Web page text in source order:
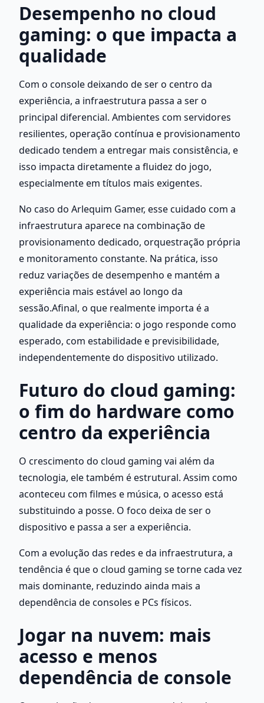
Desempenho no cloud
gaming: o que impacta a
qualidade
Com o console deixando de ser o centro da
experiência, a infraestrutura passa a ser o
principal diferencial. Ambientes com servidores
resilientes, operação contínua e provisionamento
dedicado tendem a entregar mais consistência, e
isso impacta diretamente a fluidez do jogo,
especialmente em títulos mais exigentes.
No caso do Arlequim Gamer, esse cuidado com a
infraestrutura aparece na combinação de
provisionamento dedicado, orquestração própria
e monitoramento constante. Na prática, isso
reduz variações de desempenho e mantém a
experiência mais estável ao longo da
sessão.Afinal, o que realmente importa é a
qualidade da experiência: o jogo responde como
esperado, com estabilidade e previsibilidade,
independentemente do dispositivo utilizado.
Futuro do cloud gaming:
o fim do hardware como
centro da experiência
O crescimento do cloud gaming vai além da
tecnologia, ele também é estrutural. Assim como
aconteceu com filmes e música, o acesso está
substituindo a posse. O foco deixa de ser o
dispositivo e passa a ser a experiência.
Com a evolução das redes e da infraestrutura, a
tendência é que o cloud gaming se torne cada vez
mais dominante, reduzindo ainda mais a
dependência de consoles e PCs físicos.
Jogar na nuvem: mais
acesso e menos
dependência de console